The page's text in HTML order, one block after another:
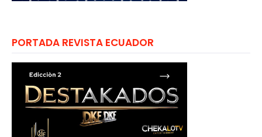
PORTADA REVISTA ECUADOR